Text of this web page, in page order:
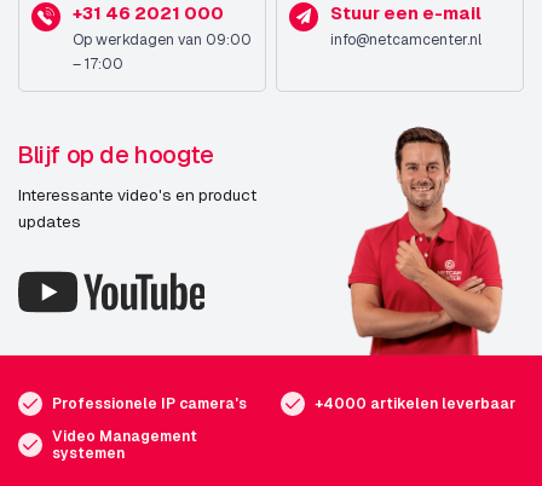
+31 46 2021 000
Op werkdagen van 09:00
– 17:00
Stuur een e-mail
info@netcamcenter.nl
Blijf op de hoogte
Interessante video's en product
updates
Professionele IP camera's
+4000 artikelen leverbaar
Video Management
systemen